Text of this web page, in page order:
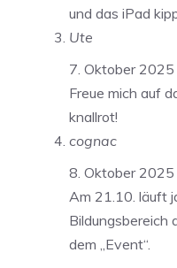
und das iPad
Ute
7. Oktober
Freue mich auf
knallrot!
cognac
8. Oktober
Am 21.10. läuft
Bildungsbereich
dem „Event“.